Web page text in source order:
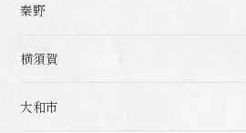
秦野
横須賀
大和市